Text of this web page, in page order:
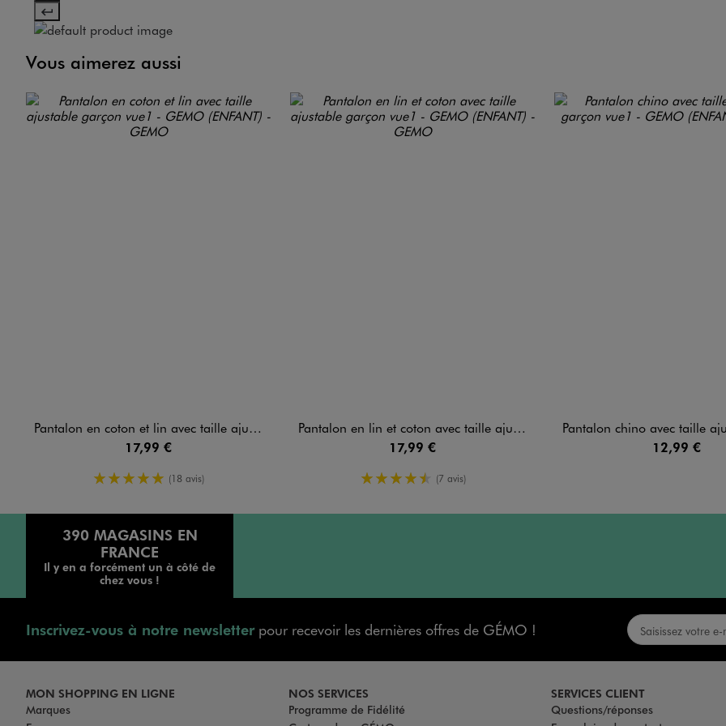
Vous aimerez aussi
Pantalon en coton et lin avec taille ajustable garçon
17,99 €
5/5 de moyenne
(18 avis)
Pantalon en lin et coton avec taille ajustable garçon
17,99 €
4.5/5 de moyenne
(7 avis)
Pantalon chino avec taille
12,99 €
390 MAGASINS EN
FRANCE
Il y en a forcément un à côté de
chez vous !
Inscrivez-vous à notre newsletterpour recevoir les dernières offres de GÉMO !
MON SHOPPING EN LIGNE
Marques
NOS SERVICES
Programme de Fidélité
SERVICES CLIENT
Questions/réponses